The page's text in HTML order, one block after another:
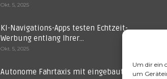
Um dir ein
um
Okt. 5, 2025
KI-Navigations-Apps testen Echtzeit-
Werbung entlang Ihrer…
Okt. 5, 2025
Autonome Fahrtaxis mit eingebauten